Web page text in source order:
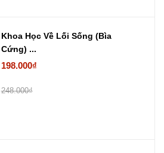
Khoa Học Về Lối Sống (Bìa
Cứng) ...
198.000₫
248.000₫